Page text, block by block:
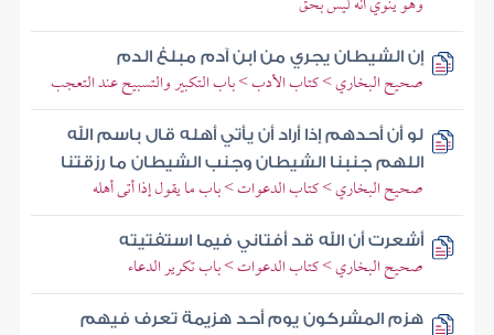
إن الشيطان يجري من ابن آدم مبلغ الدم
صحيح البخاري > كتاب الأدب > باب التكبير والتسبيح عند التعجب
لو أن أحدهم إذا أراد أن يأتي أهله قال باسم الله
اللهم جنبنا الشيطان وجنب الشيطان ما رزقتنا
صحيح البخاري > كتاب الدعوات > باب ما يقول إذا أتى أهله
أشعرت أن الله قد أفتاني فيما استفتيته
صحيح البخاري > كتاب الدعوات > باب تكرير الدعاء
هزم المشركون يوم أحد هزيمة تعرف فيهم